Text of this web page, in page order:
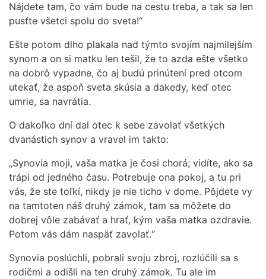
Nájdete tam, čo vám bude na cestu treba, a tak sa len
pusťte všetci spolu do sveta!“
Ešte potom dlho plakala nad týmto svojím najmilejším
synom a on si matku len tešil, že to azda ešte všetko
na dobrô vypadne, čo aj budú prinútení pred otcom
utekať, že aspoň sveta skúsia a dakedy, keď otec
umrie, sa navrátia.
O dakoľko dní dal otec k sebe zavolať všetkých
dvanástich synov a vravel im takto:
„Synovia moji, vaša matka je čosi chorá; vidíte, ako sa
trápi od jedného času. Potrebuje ona pokoj, a tu pri
vás, že ste toľkí, nikdy je nie ticho v dome. Pôjdete vy
na tamtoten náš druhý zámok, tam sa môžete do
dobrej vôle zabávať a hrať, kým vaša matka ozdravie.
Potom vás dám naspäť zavolať.“
Synovia poslúchli, pobrali svoju zbroj, rozlúčili sa s
rodičmi a odišli na ten druhý zámok. Tu ale im